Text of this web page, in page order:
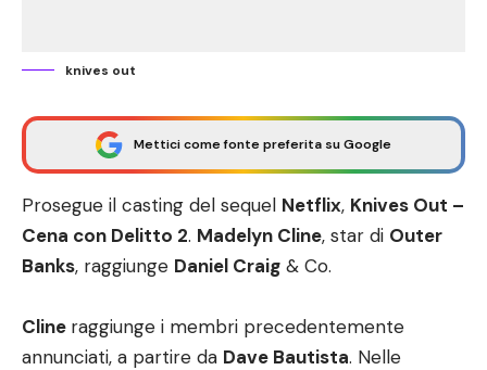
knives out
Mettici come fonte preferita su Google
Prosegue il casting del sequel Netflix, Knives Out –
Cena con Delitto 2. Madelyn Cline, star di Outer
Banks, raggiunge Daniel Craig & Co.
Cline raggiunge i membri precedentemente
annunciati, a partire da Dave Bautista. Nelle